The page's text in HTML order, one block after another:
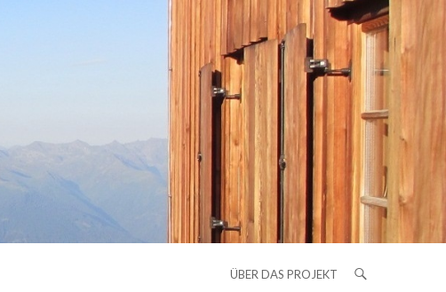
ÜBER DAS PROJEKT